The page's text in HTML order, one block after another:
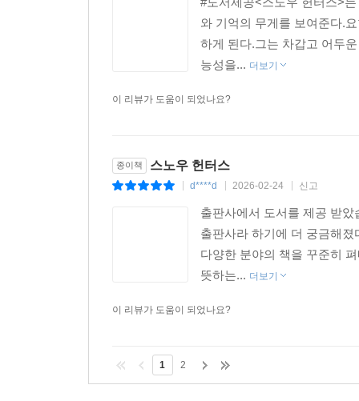
와 기억의 무게를 보여준다.
하게 된다.그는 차갑고 어두
능성을... 더보기
이 리뷰가 도움이 되었나요?
종이책 스노우 헌터스
d****d 2026-02-24 신고
출판사에서 도서를 제공 받
출판사라 하기에 더 궁금해졌
다양한 분야의 책을 꾸준히
뜻하는... 더보기
이 리뷰가 도움이 되었나요?
1 2